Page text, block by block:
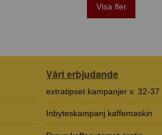
Visa fler
Vårt erbjudande
extratipset kampanjer v. 32-37
Inbyteskampanj kaffemaskin